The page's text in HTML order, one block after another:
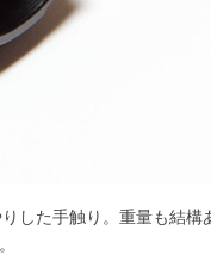
した手触り。重量も結構